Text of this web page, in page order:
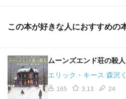
この本が好きな人におすすめの
ムーンズエンド荘の殺
エリック・キース 森沢
165 3.13 24